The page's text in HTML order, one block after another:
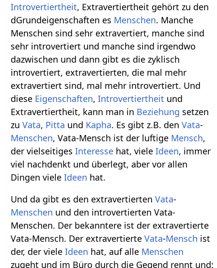
Introvertiertheit, Extravertiertheit gehört zu den
dGrundeigenschaften es Menschen. Manche
Menschen sind sehr extravertiert, manche sind
sehr introvertiert und manche sind irgendwo
dazwischen und dann gibt es die zyklisch
introvertiert, extravertierten, die mal mehr
extravertiert sind, mal mehr introvertiert. Und
diese Eigenschaften,Introvertiertheit und
Extravertiertheit, kann man in Beziehung setzen
zuVata, Pitta und Kapha. Es gibt z.B. denVata-
Menschen, Vata-Mensch ist der luftige Mensch,
der vielseitigesInteresse hat, vieleIdeen, immer
viel nachdenkt und überlegt, aber vor allen
Dingen vieleIdeen hat.
Und da gibt es den extravertiertenVata-
Menschen und den introvertierten Vata-
Menschen. Der bekanntere ist der extravertierte
Vata-Mensch. Der extravertierteVata-Mensch ist
der, der vieleIdeen hat, auf alle Menschen
zugeht und im Büro durch die Gegend rennt und: